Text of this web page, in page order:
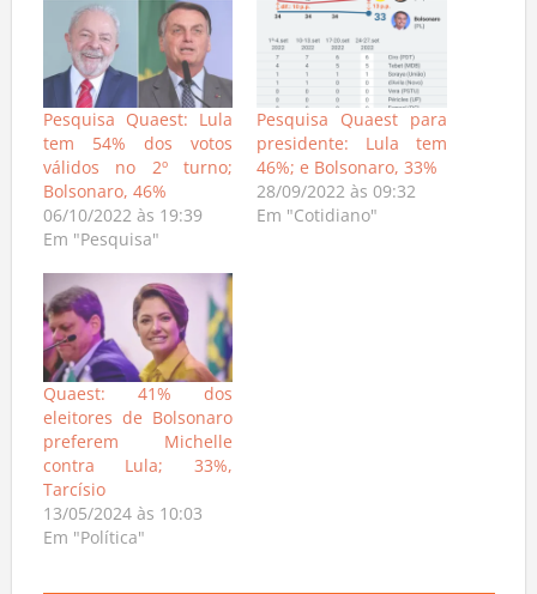
Pesquisa Quaest: Lula
tem 54% dos votos
válidos no 2º turno;
Bolsonaro, 46%
06/10/2022 às 19:39
Em "Pesquisa"
Pesquisa Quaest para
presidente: Lula tem
46%; e Bolsonaro, 33%
28/09/2022 às 09:32
Em "Cotidiano"
Quaest: 41% dos
eleitores de Bolsonaro
preferem Michelle
contra Lula; 33%,
Tarcísio
13/05/2024 às 10:03
Em "Política"